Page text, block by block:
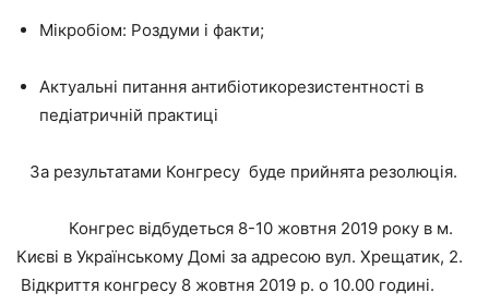
Мікробіом: Роздуми і факти;
Актуальні питання антибіотикорезистентності в
педіатричній практиці
За результатами Конгресу буде прийнята резолюція.
Конгрес відбудеться 8-10 жовтня 2019 року в м.
Києві в Українському Домі за адресою вул. Хрещатик, 2.
Відкриття конгресу 8 жовтня 2019 р. о 10.00 годині.